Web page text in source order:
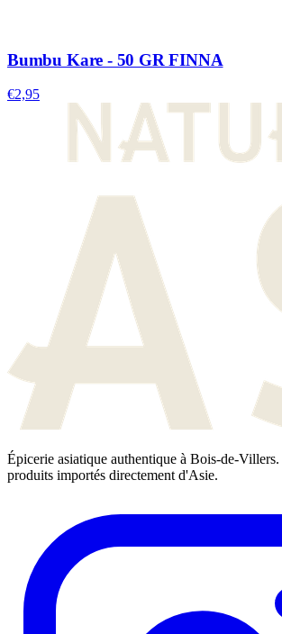
Bumbu Kare - 50 GR FINNA
€2,95
Épicerie asiatique authentique à Bois-de-
produits importés directement d'Asie.